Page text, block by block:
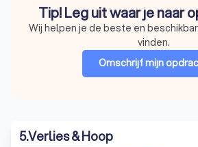
Tip! Leg uit waar je naar
Wij helpen je de beste en
vinden.
Omschrijf mijn
5.Verlies & Hoop